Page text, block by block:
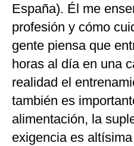
España). Él me
profesión y cómo
gente piensa que
horas al día en una
realidad el
también es
alimentación, la
exigencia es